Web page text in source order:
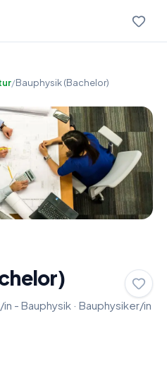
/Bauphysik (Bachelor)
- Bauphysik · Bauphysiker/in